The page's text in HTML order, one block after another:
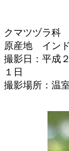
クマツヅラ科
原産地 インド
撮影日：平成
１日
撮影場所：温